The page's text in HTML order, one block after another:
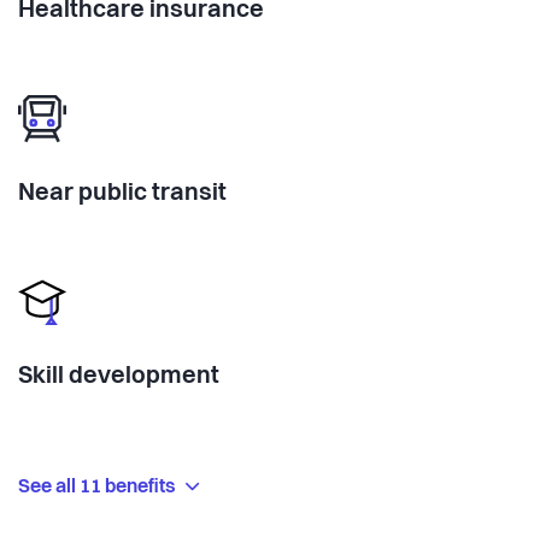
Healthcare insurance
Near public transit
Skill development
See all 11 benefits